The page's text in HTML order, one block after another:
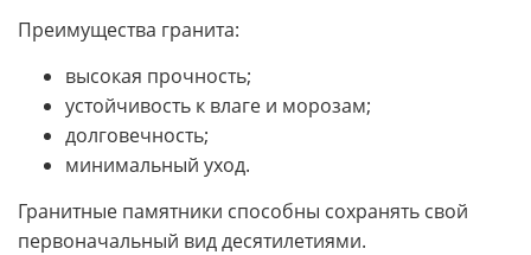
Преимущества гранита:
высокая прочность;
устойчивость к влаге и морозам;
долговечность;
минимальный уход.
Гранитные памятники способны сохранять свой
первоначальный вид десятилетиями.